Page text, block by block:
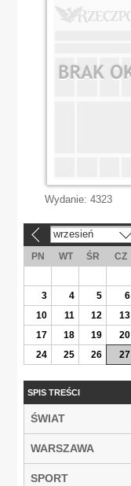
Wydanie: 4323
wrzesień
PN WT ŚR CZ
3
4 5 6
10
11 12 13
17
18 19 20
24
25 26 27
SPIS TREŚCI
ŚWIAT
WARSZAWA
SPORT